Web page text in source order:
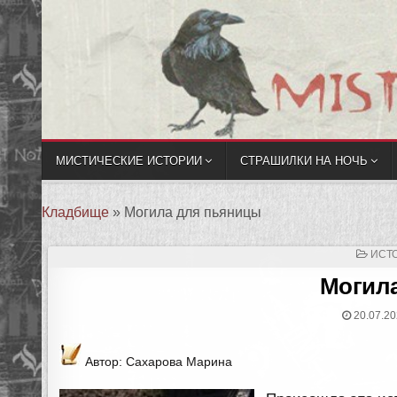
МИСТИЧЕСКИЕ ИСТОРИИ СТРАШИЛКИ НА НОЧЬ
Кладбище » Могила для пьяницы
Автор: Сахарова Марина